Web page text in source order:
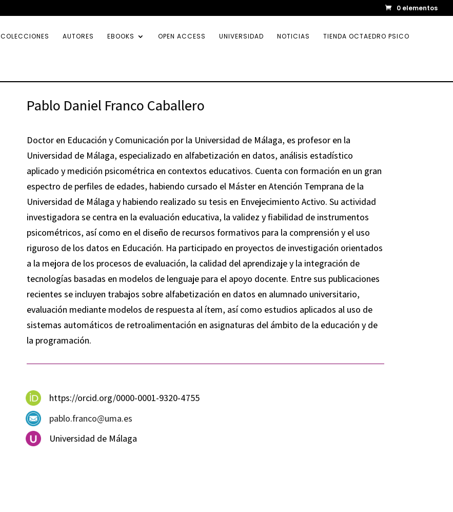
0 elementos
COLECCIONES AUTORES EBOOKS OPEN ACCESS UNIVERSIDAD NOTICIAS TIENDA OCTAEDRO PSICO
Pablo Daniel Franco Caballero
Doctor en Educación y Comunicación por la Universidad de Málaga, es profesor en la
Universidad de Málaga, especializado en alfabetización en datos, análisis estadístico
aplicado y medición psicométrica en contextos educativos. Cuenta con formación en un gran
espectro de perfiles de edades, habiendo cursado el Máster en Atención Temprana de la
Universidad de Málaga y habiendo realizado su tesis en Envejecimiento Activo. Su actividad
investigadora se centra en la evaluación educativa, la validez y fiabilidad de instrumentos
psicométricos, así como en el diseño de recursos formativos para la comprensión y el uso
riguroso de los datos en Educación. Ha participado en proyectos de investigación orientados
a la mejora de los procesos de evaluación, la calidad del aprendizaje y la integración de
tecnologías basadas en modelos de lenguaje para el apoyo docente. Entre sus publicaciones
recientes se incluyen trabajos sobre alfabetización en datos en alumnado universitario,
evaluación mediante modelos de respuesta al ítem, así como estudios aplicados al uso de
sistemas automáticos de retroalimentación en asignaturas del ámbito de la educación y de
la programación.
https://orcid.org/0000-0001-9320-4755
pablo.franco@uma.es
Universidad de Málaga